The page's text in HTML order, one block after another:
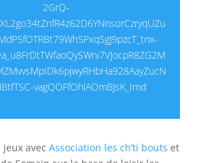
2GrQ-
vagQOFfOhlAOmBJsK_Imd
avec Association les ch’ti bouts et